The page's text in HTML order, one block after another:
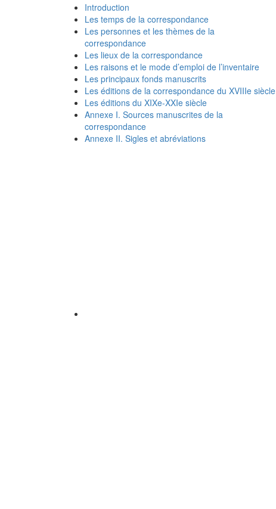
Introduction
Les temps de la correspondance
Les personnes et les thèmes de la
correspondance
Les lieux de la correspondance
Les raisons et le mode d’emploi de l’inventaire
Les principaux fonds manuscrits
Les éditions de la correspondance du XVIIIe siècle
Les éditions du XIXe-XXIe siècle
Annexe I. Sources manuscrites de la
correspondance
Annexe II. Sigles et abréviations